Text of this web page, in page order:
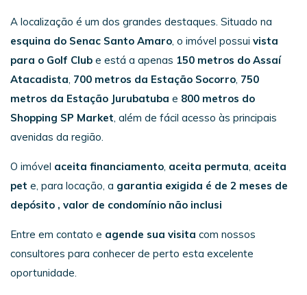
A localização é um dos grandes destaques. Situado na
esquina do Senac Santo Amaro, o imóvel possui vista
para o Golf Club e está a apenas 150 metros do Assaí
Atacadista, 700 metros da Estação Socorro, 750
metros da Estação Jurubatuba e 800 metros do
Shopping SP Market, além de fácil acesso às principais
avenidas da região.
O imóvel aceita financiamento, aceita permuta, aceita
pet e, para locação, a garantia exigida é de 2 meses de
depósito , valor de condomínio não inclusi
Entre em contato e agende sua visita com nossos
consultores para conhecer de perto esta excelente
oportunidade.